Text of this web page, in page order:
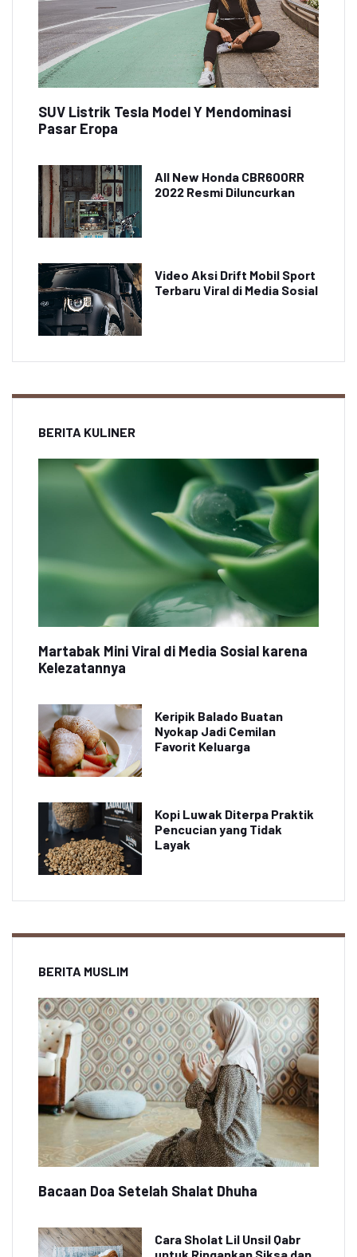
SUV Listrik Tesla Model Y Mendominasi
Pasar Eropa
All New Honda CBR600RR
2022 Resmi Diluncurkan
Video Aksi Drift Mobil Sport
Terbaru Viral di Media Sosial
BERITA KULINER
Martabak Mini Viral di Media Sosial karena
Kelezatannya
Keripik Balado Buatan
Nyokap Jadi Cemilan
Favorit Keluarga
Kopi Luwak Diterpa Praktik
Pencucian yang Tidak
Layak
BERITA MUSLIM
Bacaan Doa Setelah Shalat Dhuha
Cara Sholat Lil Unsil Qabr
untuk Ringankan Siksa dan